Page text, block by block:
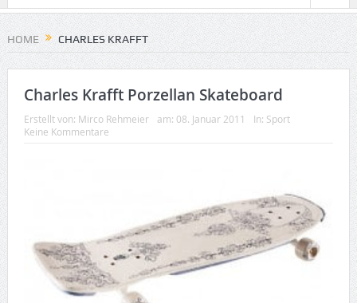
HOME CHARLES KRAFFT
Charles Krafft Porzellan Skateboard
Erstellt von: Mirco Rehmeier am: 08. Januar 2011 In: Sport
Keine Kommentare